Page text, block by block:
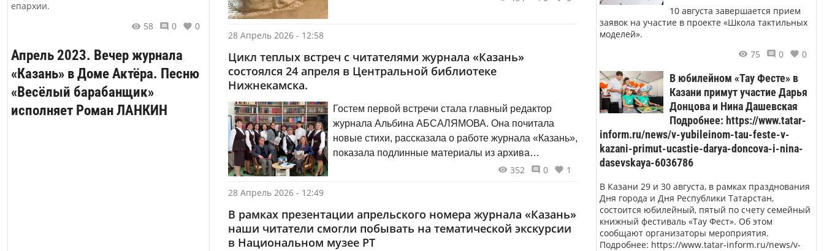
епархии.
58
0 0
Апрель 2023. Вечер журнала
«Казань» в Доме Актёра. Песню
«Весёлый барабанщик»
исполняет Роман ЛАНКИН
Марджани (Москва) и собрания семьи художника.
28 Апрель 2026 - 12:58
Цикл теплых встреч с читателями журнала «Казань»
состоялся 24 апреля в Центральной библиотеке
Нижнекамска.
Гостем первой встречи стала главный редактор
журнала Альбина АБСАЛЯМОВА. Она почитала
новые стихи, рассказала о работе журнала «Казань»,
показала подлинные материалы из архива
Абдурахмана Абсалямова, ответила на352 0
1
28 Апрель 2026 - 12:49
В рамках презентации апрельского номера журнала «Казань»
наши читатели смогли побывать на тематической экскурсии
в Национальном музее РТ
10 августа завершается прием
заявок на участие в проекте «Школа тактильных
моделей».
75
0 0
В юбилейном «Тау Фесте» в
Казани примут участие Дарья
Донцова и Нина Дашевская
Подробнее: https://www.tatar-
inform.ru/news/v-yubileinom-tau-feste-v-
kazani-primut-ucastie-darya-doncova-i-nina-
dasevskaya-6036786
В Казани 29 и 30 августа, в рамках празднования
Дня города и Дня Республики Татарстан,
состоится юбилейный, пятый по счету семейный
книжный фестиваль «Тау Фест». Об этом
сообщают организаторы мероприятия.
Подробнее: https://www.tatar-inform.ru/news/v-